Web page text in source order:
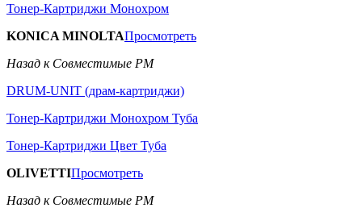
Тонер-Картриджи Монохром
KONICA MINOLTAПросмотреть
Назад к Совместимые РМ
DRUM-UNIT (драм-картриджи)
Тонер-Картриджи Монохром Туба
Тонер-Картриджи Цвет Туба
OLIVETTIПросмотреть
Назад к Совместимые РМ